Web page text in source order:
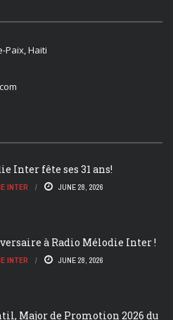
Paix, Haiti
Inter fête ses 31 ans!
INTER JUNE 28, 2026
à Radio Mélodie Inter !
INTER JUNE 28, 2026
Major de Promotion 2026 du